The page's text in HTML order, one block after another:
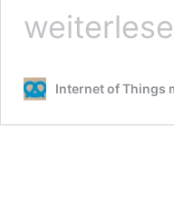
Internet of Things